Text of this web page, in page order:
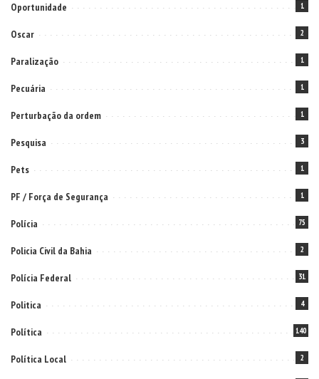
Oportunidade 1
Oscar 2
Paralização 1
Pecuária 1
Perturbação da ordem 1
Pesquisa 3
Pets 1
PF / Força de Segurança 1
Polícia 75
Policia Civil da Bahia 2
Polícia Federal 31
Politica 4
Política 140
Política Local 2